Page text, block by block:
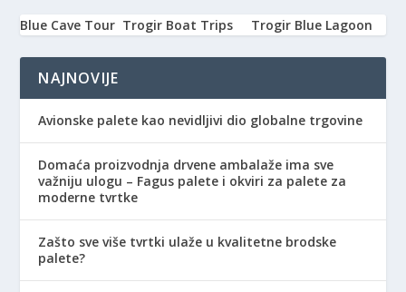
Blue Cave Tour Trogir Boat Trips Trogir Blue Lagoon
NAJNOVIJE
Avionske palete kao nevidljivi dio globalne trgovine
Domaća proizvodnja drvene ambalaže ima sve
važniju ulogu – Fagus palete i okviri za palete za
moderne tvrtke
Zašto sve više tvrtki ulaže u kvalitetne brodske
palete?